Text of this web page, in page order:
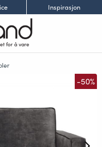
Inspirasjon
for å vare
-50%